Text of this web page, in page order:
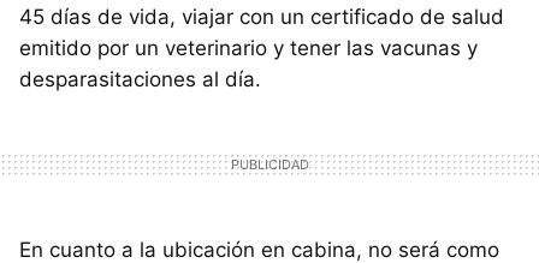
45 días de vida, viajar con un certificado de salud
emitido por un veterinario y tener las vacunas y
desparasitaciones al día.
En cuanto a la ubicación en cabina, no será como